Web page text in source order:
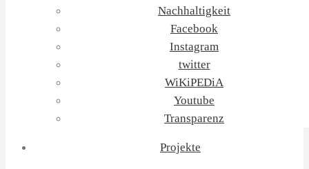
Nachhaltigkeit
Facebook
Instagram
twitter
WiKiPEDiA
Youtube
Transparenz
Projekte